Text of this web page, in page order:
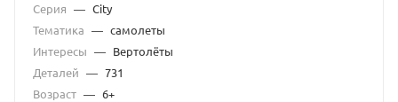
Серия — City
Тематика — самолеты
Интересы — Вертолёты
Деталей — 731
Возраст — 6+